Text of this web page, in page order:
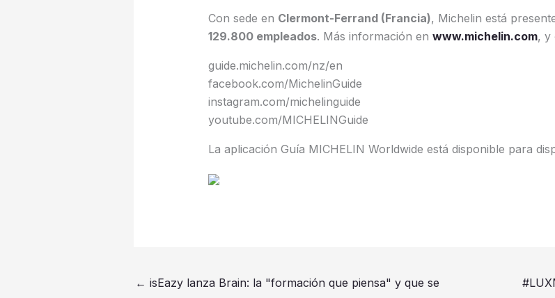
Con sede en Clermont-Ferrand (Francia), Michelin está
129.800 empleados. Más información en www.michelin.com, y
guide.michelin.com/nz/en
facebook.com/MichelinGuide
instagram.com/michelinguide
youtube.com/MICHELINGuide
La aplicación Guía MICHELIN Worldwide está disponible para
← isEazy lanza Brain: la "formación que piensa" y que se